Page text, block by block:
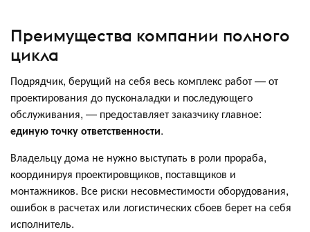
Преимущества компании полного
цикла
Подрядчик, берущий на себя весь комплекс работ — от
проектирования до пусконаладки и последующего
обслуживания, — предоставляет заказчику главное:
единую точку ответственности.
Владельцу дома не нужно выступать в роли прораба,
координируя проектировщиков, поставщиков и
монтажников. Все риски несовместимости оборудования,
ошибок в расчетах или логистических сбоев берет на себя
исполнитель.